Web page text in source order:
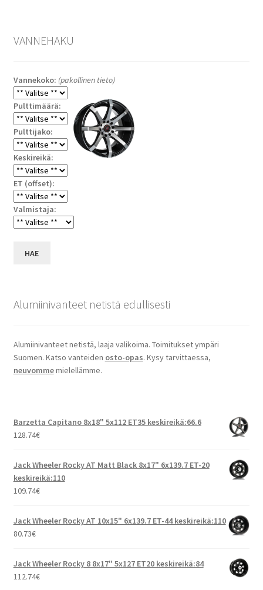
VANNEHAKU
Vannekoko: (pakollinen tieto)
Pulttimäärä:
Pulttijako:
Keskireikä:
ET (offset):
Valmistaja:
HAE
Alumiinivanteet netistä edullisesti
Alumiinivanteet netistä, laaja valikoima. Toimitukset ympäri
Suomen. Katso vanteiden osto-opas. Kysy tarvittaessa,
neuvommemielellämme.
Barzetta Capitano 8x18" 5x112 ET35 keskireikä:66.6
128.74€
Jack Wheeler Rocky AT Matt Black 8x17" 6x139.7 ET-20
keskireikä:110
109.74€
Jack Wheeler Rocky AT 10x15" 6x139.7 ET-44 keskireikä:110
80.73€
Jack Wheeler Rocky 8 8x17" 5x127 ET20 keskireikä:84
112.74€